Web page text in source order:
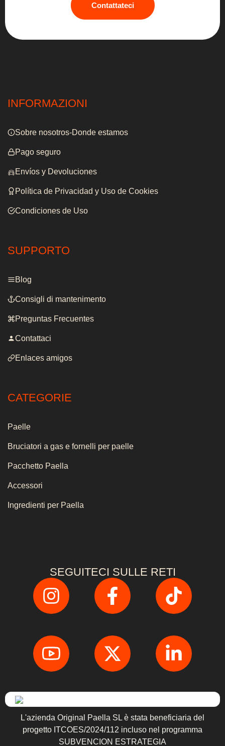
Contattateci
INFORMAZIONI
Sobre nosotros-Donde estamos
Pago seguro
Envíos y Devoluciones
Política de Privacidad y Uso de Cookies
Condiciones de Uso
SUPPORTO
Blog
Consigli di mantenimento
Preguntas Frecuentes
Contattaci
Enlaces amigos
CATEGORIE
Paelle
Bruciatori a gas e fornelli per paelle
Pacchetto Paella
Accessori
Ingredienti per Paella
SEGUITECI SULLE RETI
L'azienda Original Paella SL è stata beneficiaria del
progetto ITCOES/2024/112 incluso nel programma
SUBVENCION ESTRATEGIA